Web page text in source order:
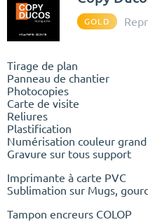
GOLD
Tirage de plan
Panneau de chantier
Photocopies
Carte de visite
Reliures
Plastification
Numérisation couleur
Gravure sur tous support
Imprimante à carte PVC
Sublimation sur Mugs,
Tampon encreurs COLOP